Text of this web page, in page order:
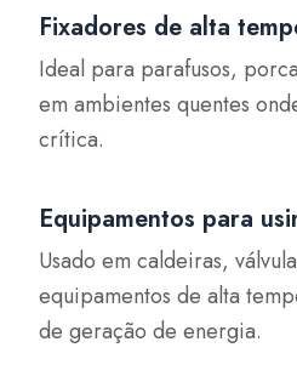
Fixadores de alta
Ideal para parafusos,
em ambientes quentes
crítica.
Equipamentos para
Usado em caldeiras,
equipamentos de alta
de geração de energia.